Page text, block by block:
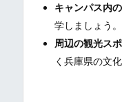
キャンパス内
学しましょう。
周辺の観光ス
く兵庫県の文